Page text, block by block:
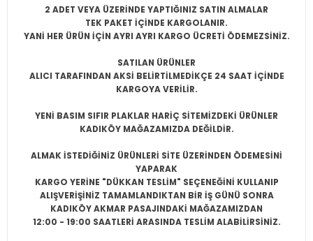
2 ADET VEYA ÜZERİNDE YAPTIĞINIZ SATIN ALMALAR
TEK PAKET İÇİNDE KARGOLANIR.
YANİ HER ÜRÜN İÇİN AYRI AYRI KARGO ÜCRETİ ÖDEMEZSİNİZ.
SATILAN ÜRÜNLER
ALICI TARAFINDAN AKSİ BELİRTİLMEDİKÇE 24 SAAT İÇİNDE
KARGOYA VERİLİR.
YENİ BASIM SIFIR PLAKLAR HARİÇ SİTEMİZDEKİ ÜRÜNLER
KADIKÖY MAĞAZAMIZDA DEĞİLDİR.
ALMAK İSTEDİĞİNİZ ÜRÜNLERİ SİTE ÜZERİNDEN ÖDEMESİNİ
YAPARAK
KARGO YERİNE "DÜKKAN TESLİM" SEÇENEĞİNİ KULLANIP
ALIŞVERİŞİNİZ TAMAMLANDIKTAN BİR İŞ GÜNÜ SONRA
KADIKÖY AKMAR PASAJINDAKİ MAĞAZAMIZDAN
12:00 - 19:00 SAATLERİ ARASINDA TESLİM ALABİLİRSİNİZ.